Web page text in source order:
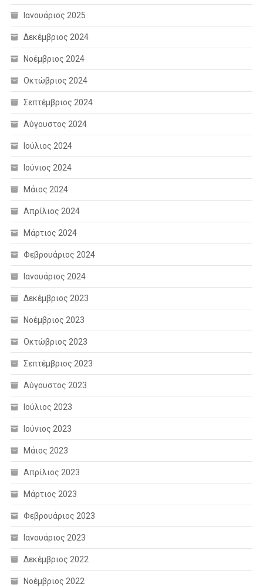
Ιανουάριος 2025
Δεκέμβριος 2024
Νοέμβριος 2024
Οκτώβριος 2024
Σεπτέμβριος 2024
Αύγουστος 2024
Ιούλιος 2024
Ιούνιος 2024
Μάιος 2024
Απρίλιος 2024
Μάρτιος 2024
Φεβρουάριος 2024
Ιανουάριος 2024
Δεκέμβριος 2023
Νοέμβριος 2023
Οκτώβριος 2023
Σεπτέμβριος 2023
Αύγουστος 2023
Ιούλιος 2023
Ιούνιος 2023
Μάιος 2023
Απρίλιος 2023
Μάρτιος 2023
Φεβρουάριος 2023
Ιανουάριος 2023
Δεκέμβριος 2022
Νοέμβριος 2022